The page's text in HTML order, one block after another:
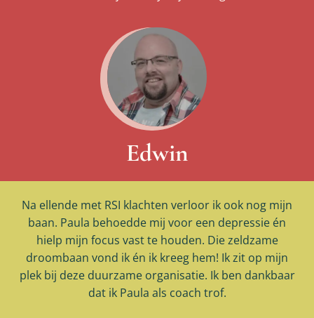
Edwin
Na ellende met RSI klachten verloor ik ook nog mijn
baan. Paula behoedde mij voor een depressie én
hielp mijn focus vast te houden. Die zeldzame
droombaan vond ik én ik kreeg hem! Ik zit op mijn
plek bij deze duurzame organisatie. Ik ben dankbaar
dat ik Paula als coach trof.